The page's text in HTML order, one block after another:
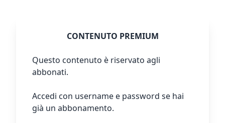
CONTENUTO PREMIUM
Questo contenuto è riservato agli
abbonati.
Accedi con username e password se hai
già un abbonamento.